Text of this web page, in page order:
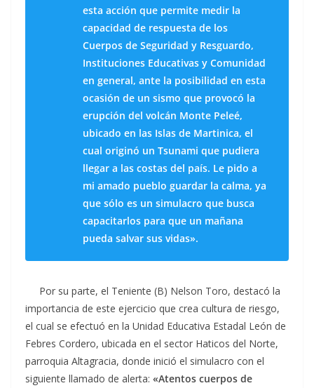
esta acción que permite medir la
capacidad de respuesta de los
Cuerpos de Seguridad y Resguardo,
Instituciones Educativas y Comunidad
en general, ante la posibilidad en esta
ocasión de un sismo que provocó la
erupción del volcán Monte Peleé,
ubicado en las Islas de Martinica, el
cual originó un Tsunami que pudiera
llegar a las costas del país. Le pido a
mi amado pueblo guardar la calma, ya
que sólo es un simulacro que busca
capacitarlos para que un mañana
pueda salvar sus vidas».
Por su parte, el Teniente (B) Nelson Toro, destacó la
importancia de este ejercicio que crea cultura de riesgo,
el cual se efectuó en la Unidad Educativa Estadal León de
Febres Cordero, ubicada en el sector Haticos del Norte,
parroquia Altagracia, donde inició el simulacro con el
siguiente llamado de alerta: «Atentos cuerpos de